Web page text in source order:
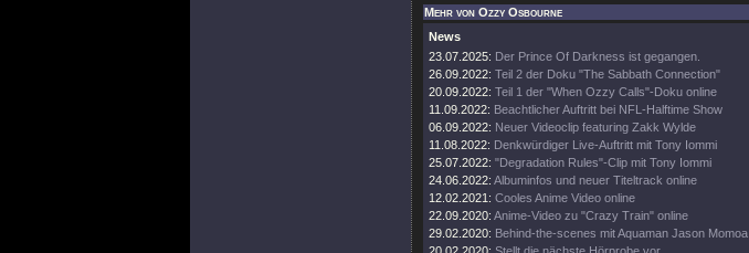
Mehr von Ozzy Osbourne
News
23.07.2025: Der Prince Of Darkness ist gegangen.
26.09.2022: Teil 2 der Doku "The Sabbath Connection"
20.09.2022: Teil 1 der "When Ozzy Calls"-Doku online
11.09.2022: Beachtlicher Auftritt bei NFL-Halftime Show
06.09.2022: Neuer Videoclip featuring Zakk Wylde
11.08.2022: Denkwürdiger Live-Auftritt mit Tony Iommi
25.07.2022: "Degradation Rules"-Clip mit Tony Iommi
24.06.2022: Albuminfos und neuer Titeltrack online
12.02.2021: Cooles Anime Video online
22.09.2020: Anime-Video zu "Crazy Train" online
29.02.2020: Behind-the-scenes mit Aquaman Jason Momoa